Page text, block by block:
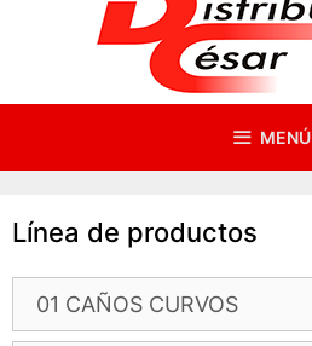
MENÚ
Línea de productos